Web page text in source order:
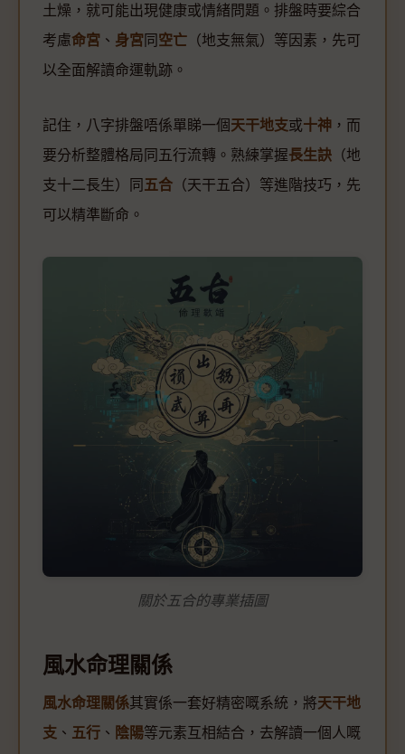
土燥，就可能出現健康或情緒問題。排盤時要綜合
考慮命宮 、 身宮 同 空亡 （地支無氣）等因素，先可
以全面解讀命運軌跡。
記住，八字排盤唔係單睇一個 天干地支或十神 ，而
要分析整體格局同五行流轉。熟練掌握長生訣 （地
支十二長生）同 五合 （天干五合）等進階技巧，先
可以精準斷命。
關於五合的專業插圖
風水命理關係
風水命理關係其實係一套好精密嘅系統，將天干地
支 、 五行 、 陰陽等元素互相結合，去解讀一個人嘅